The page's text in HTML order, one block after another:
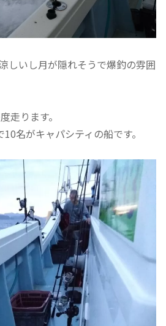
しいし月が隠れそうで爆釣の雰囲
走ります。
名がキャパシティの船です。